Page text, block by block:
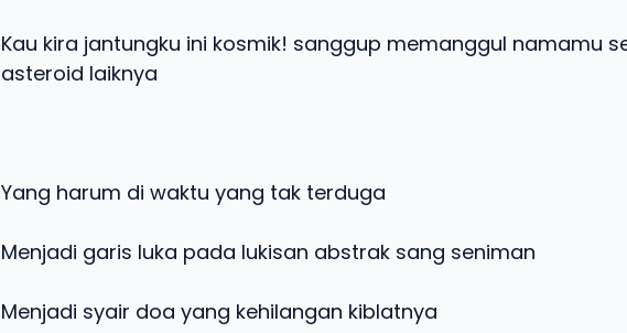
Kau kira jantungku ini kosmik! sanggup memanggul namamu
asteroid laiknya
Yang harum di waktu yang tak terduga
Menjadi garis luka pada lukisan abstrak sang seniman
Menjadi syair doa yang kehilangan kiblatnya